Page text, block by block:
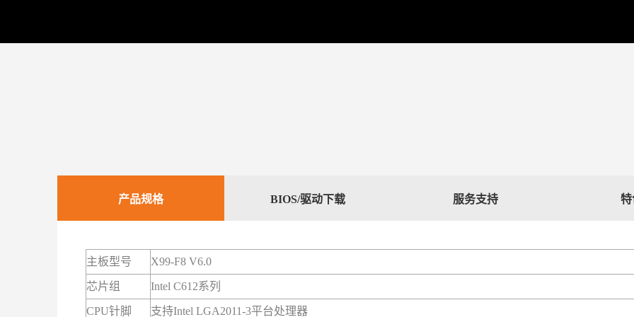
产品规格 BIOS/驱动下载 服务支持 特
主板型号 X99-F8 V6.0
芯片组 Intel C612系列
CPU针脚 支持Intel LGA2011-3平台处理器